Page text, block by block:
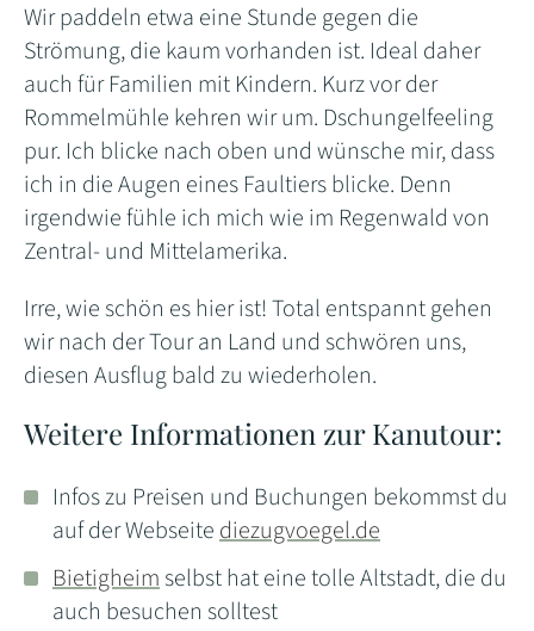
Wir paddeln etwa eine Stunde gegen die
Strömung, die kaum vorhanden ist. Ideal daher
auch für Familien mit Kindern. Kurz vor der
Rommelmühle kehren wir um. Dschungelfeeling
pur. Ich blicke nach oben und wünsche mir, dass
ich in die Augen eines Faultiers blicke. Denn
irgendwie fühle ich mich wie im Regenwald von
Zentral- und Mittelamerika.
Irre, wie schön es hier ist! Total entspannt gehen
wir nach der Tour an Land und schwören uns,
diesen Ausflug bald zu wiederholen.
Weitere Informationen zur Kanutour:
Infos zu Preisen und Buchungen bekommst du
auf der Webseitediezugvoegel.de
Bietigheimselbst hat eine tolle Altstadt, die du
auch besuchen solltest